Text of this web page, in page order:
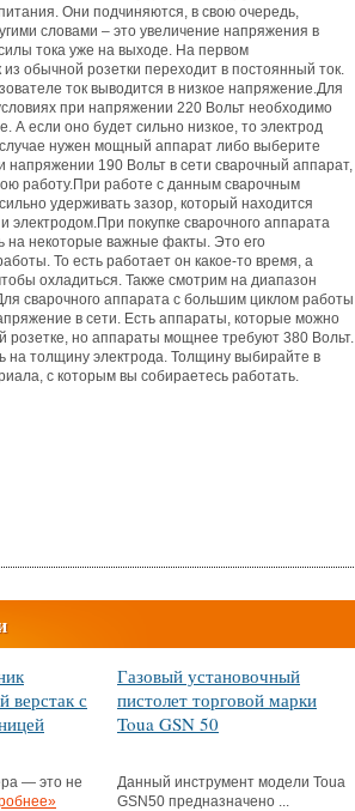
Они подчиняются, в свою очередь,
словами – это увеличение напряжения в
тока уже на выходе. На первом
обычной розетки переходит в постоянный ток.
ток выводится в низкое напряжение.Для
при напряжении 220 Вольт необходимо
А если оно будет сильно низкое, то электрод
нужен мощный аппарат либо выберите
напряжении 190 Вольт в сети сварочный аппарат,
работу.При работе с данным сварочным
удерживать зазор, который находится
электродом.При покупке сварочного аппарата
на некоторые важные факты. Это его
То есть работает он какое-то время, а
охладиться. Также смотрим на диапазон
сварочного аппарата с большим циклом работы
в сети. Есть аппараты, которые можно
розетке, но аппараты мощнее требуют 380 Вольт.
на толщину электрода. Толщину выбирайте в
с которым вы собираетесь работать.
верстак с
— это не
Газовый установочный
пистолет торговой марки
Toua GSN 50
Данный инструмент модели Toua
GSN50 предназначено ...